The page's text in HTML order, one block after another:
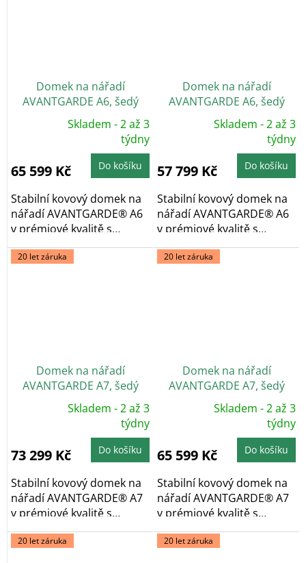
Domek na nářadí
AVANTGARDE A6, šedý
křemen, dvoukřídlé dveře
Průměrné
5,0
z
5
Skladem - 2 až 3
týdny
65 599 Kč Do košíku
Stabilní kovový domek na
nářadí AVANTGARDE® A6
v prémiové kvalitě s
pultovou...
Domek na nářadí
AVANTGARDE A6, šedý
křemen, jednokřídlé dveře
Průměrné
5,0
z
5
Skladem - 2 až 3
týdny
57 799 Kč Do košíku
Stabilní kovový domek na
nářadí AVANTGARDE® A6
v prémiové kvalitě s
pultovou...
20 let záruka
Domek na nářadí
AVANTGARDE A7, šedý
křemen, dvoukřídlé dveře
Průměrné
5,0
z
5
Skladem - 2 až 3
týdny
73 299 Kč Do košíku
Stabilní kovový domek na
nářadí AVANTGARDE® A7
v prémiové kvalitě s
pultovou...
20 let záruka
Domek na nářadí
AVANTGARDE A7, šedý
křemen, jednokřídlé dveře
Průměrné
5,0
z
5
Skladem - 2 až 3
týdny
65 599 Kč Do košíku
Stabilní kovový domek na
nářadí AVANTGARDE® A7
v prémiové kvalitě s
pultovou...
20 let záruka 20 let záruka